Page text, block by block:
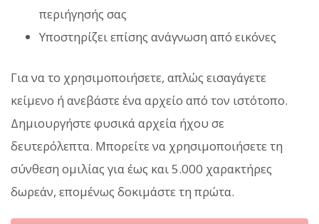
περιήγησής σας
Υποστηρίζει επίσης ανάγνωση από εικόνες
Για να το χρησιμοποιήσετε, απλώς εισαγάγετε
κείμενο ή ανεβάστε ένα αρχείο από τον ιστότοπο.
Δημιουργήστε φυσικά αρχεία ήχου σε
δευτερόλεπτα. Μπορείτε να χρησιμοποιήσετε τη
σύνθεση ομιλίας για έως και 5.000 χαρακτήρες
δωρεάν, επομένως δοκιμάστε τη πρώτα.